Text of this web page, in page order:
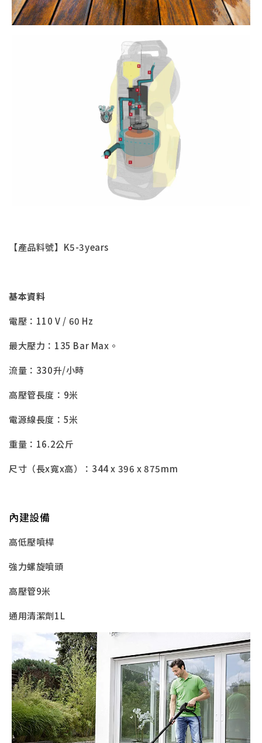
【產品料號】K5-3years
基本資料
電壓：110 V / 60 Hz
最大壓力：135 Bar Max。
流量：330升/小時
高壓管長度：9米
電源線長度：5米
重量：16.2公斤
尺寸（長x寬x高）：344 x 396 x 875mm
內建設備
高低壓噴桿
強力螺旋噴頭
高壓管9米
通用清潔劑1L